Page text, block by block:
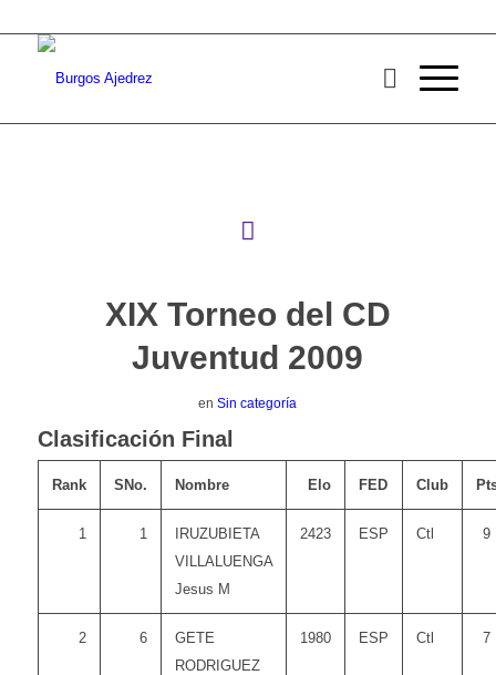
XIX Torneo del CD
Juventud 2009
enSin categoría
Clasificación Final
Rank SNo. Nombre Elo FED Club
1 1
IRUZUBIETA
VILLALUENGA
Jesus M
2423 ESP Ctl 9
2 6
GETE
RODRIGUEZ
1980 ESP Ctl 7